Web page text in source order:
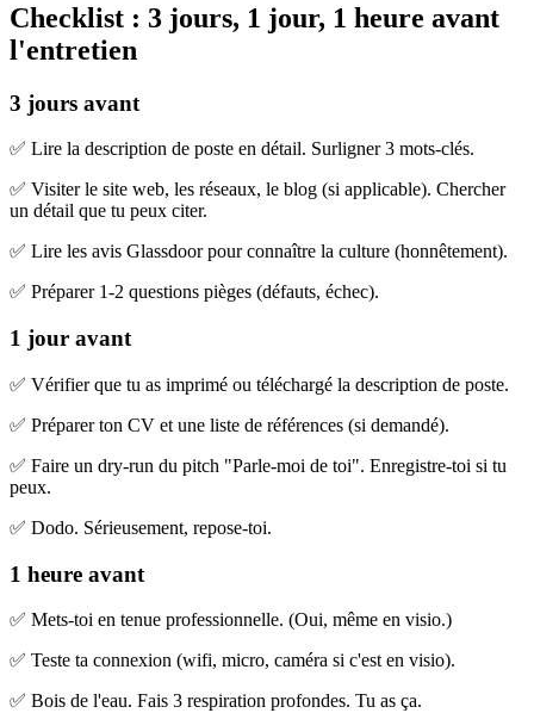
Checklist : 3 jours, 1 jour, 1 heure avant
l'entretien
3 jours avant
✅ Lire la description de poste en détail. Surligner 3 mots-clés.
✅ Visiter le site web, les réseaux, le blog (si applicable). Chercher
un détail que tu peux citer.
✅ Lire les avis Glassdoor pour connaître la culture (honnêtement).
✅ Préparer 1-2 questions pièges (défauts, échec).
1 jour avant
✅ Vérifier que tu as imprimé ou téléchargé la description de poste.
✅ Préparer ton CV et une liste de références (si demandé).
✅ Faire un dry-run du pitch "Parle-moi de toi". Enregistre-toi si tu
peux.
✅ Dodo. Sérieusement, repose-toi.
1 heure avant
✅ Mets-toi en tenue professionnelle. (Oui, même en visio.)
✅ Teste ta connexion (wifi, micro, caméra si c'est en visio).
✅ Bois de l'eau. Fais 3 respiration profondes. Tu as ça.